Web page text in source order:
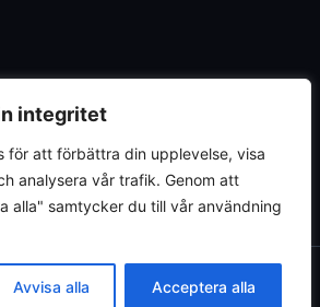
integritet
för att förbättra din upplevelse, visa
analysera vår trafik. Genom att
alla" samtycker du till vår användning
Avvisa alla Acceptera alla
- ersätter inte individuell rådgivning.